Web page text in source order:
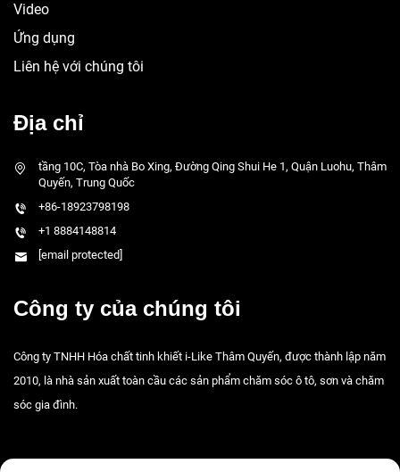
Video
Ứng dụng
Liên hệ với chúng tôi
Địa chỉ
tầng 10C, Tòa nhà Bo Xing, Đường Qing Shui He 1, Quận Luohu, Thâm
Quyến, Trung Quốc
+86-18923798198
+1 8884148814
[email protected]
Công ty của chúng tôi
Công ty TNHH Hóa chất tinh khiết i-Like Thâm Quyến, được thành lập năm
2010, là nhà sản xuất toàn cầu các sản phẩm chăm sóc ô tô, sơn và chăm
sóc gia đình.